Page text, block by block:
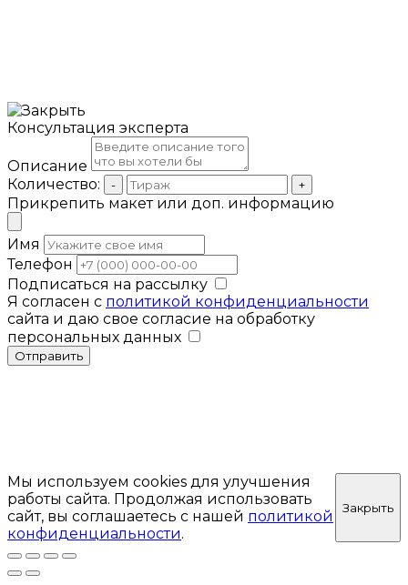
Консультация эксперта
Описание
Количество:
- +
Прикрепить макет или доп. информацию
Имя
Телефон
Подписаться на рассылку
Я согласен с политикой конфиденциальности
сайта и даю свое согласие на обработку
персональных данных
Отправить
Мы используем cookies для улучшения
работы сайта. Продолжая использовать
сайт, вы соглашаетесь с нашей политикой
конфиденциальности.
Закрыть